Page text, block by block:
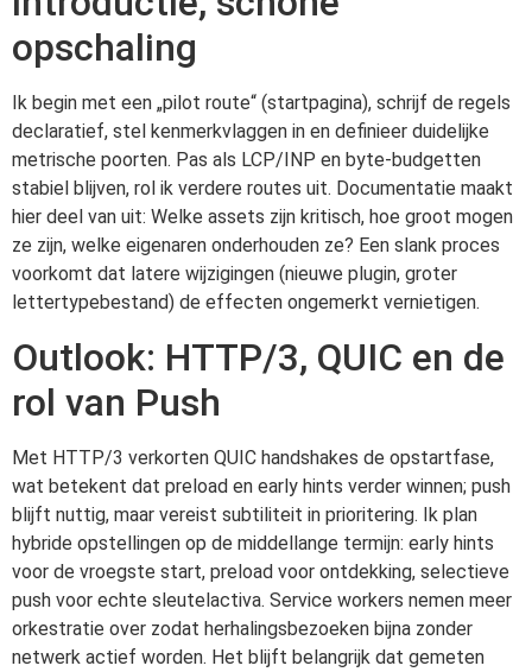
opschaling
Ik begin met een „pilot route“ (startpagina), schrijf de regels
declaratief, stel kenmerkvlaggen in en definieer duidelijke
metrische poorten. Pas als LCP/INP en byte-budgetten
stabiel blijven, rol ik verdere routes uit. Documentatie maakt
hier deel van uit: Welke assets zijn kritisch, hoe groot mogen
ze zijn, welke eigenaren onderhouden ze? Een slank proces
voorkomt dat latere wijzigingen (nieuwe plugin, groter
lettertypebestand) de effecten ongemerkt vernietigen.
Outlook: HTTP/3, QUIC en de
rol van Push
Met HTTP/3 verkorten QUIC handshakes de opstartfase,
wat betekent dat preload en early hints verder winnen; push
blijft nuttig, maar vereist subtiliteit in prioritering. Ik plan
hybride opstellingen op de middellange termijn: early hints
voor de vroegste start, preload voor ontdekking, selectieve
push voor echte sleutelactiva. Service workers nemen meer
orkestratie over zodat herhalingsbezoeken bijna zonder
netwerk actief worden. Het blijft belangrijk dat gemeten